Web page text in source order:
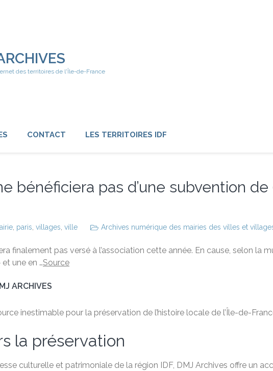
des territoires de l'Île-de-France
CONTACT LES TERRITOIRES IDF
bénéficiera pas d’une subvention
paris villages ville Archives numérique des mairies des villes et
finalement pas versé à l’association cette année. En cause, selon la
une en …Source
ARCHIVES
inestimable pour la préservation de l’histoire locale de l’Île-de-
la préservation
culturelle et patrimoniale de la région IDF, DMJ Archives offre un